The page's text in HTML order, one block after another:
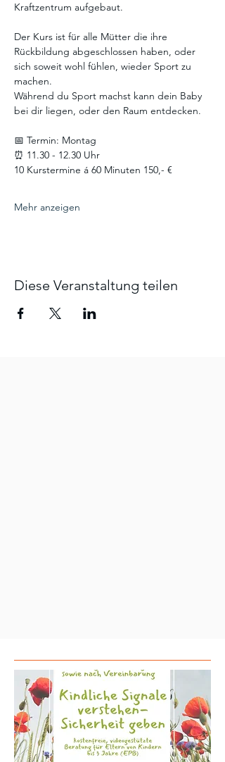
Kraftzentrum aufgebaut.
Der Kurs ist für alle Mütter die ihre
Rückbildung abgeschlossen haben, oder
sich soweit wohl fühlen, wieder Sport zu
machen.
Während du Sport machst kann dein Baby
bei dir liegen, oder den Raum entdecken.
📅 Termin: Montag
⏰ 11.30 - 12.30 Uhr
10 Kurstermine á 60 Minuten 150,- €
Mehr anzeigen
Diese Veranstaltung teilen